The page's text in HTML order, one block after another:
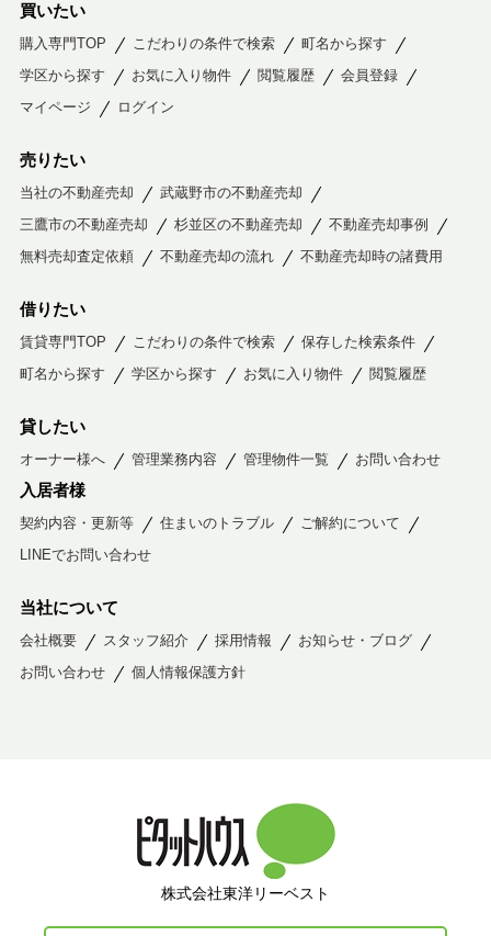
買いたい
購入専門TOP こだわりの条件で検索
町名から探す
学区から探す
お気に入り物件 閲覧履歴
会員登録
マイページ
ログイン
売りたい
当社の不動産売却
武蔵野市の不動産売却
三鷹市の不動産売却
杉並区の不動産売却
不動産売却事例
無料売却査定依頼
不動産売却の流れ 不動産売却時の諸費用
借りたい
賃貸専門TOP こだわりの条件で検索
保存した検索条件
町名から探す
学区から探す お気に入り物件 閲覧履歴
貸したい
オーナー様へ 管理業務内容 管理物件一覧 お問い合わせ
入居者様
契約内容・更新等 住まいのトラブル
ご解約について
LINEでお問い合わせ
当社について
会社概要 スタッフ紹介 採用情報
お知らせ・ブログ
お問い合わせ
個人情報保護方針
株式会社東洋リーベスト